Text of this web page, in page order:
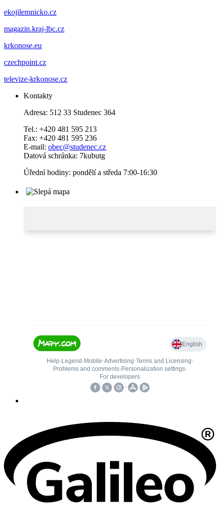
ekojilemnicko.cz
magazin.kraj-lbc.cz
krkonose.eu
czechpoint.cz
televize-krkonose.cz
Kontakty
Adresa: 512 33 Studenec 364
Tel.: +420 481 595 213
Fax: +420 481 595 236
E-mail: obec@studenec.cz
Datová schránka: 7kubutg
Úřední hodiny: pondělí a středa 7:00-16:30